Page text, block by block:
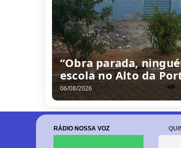
“Obra parada,
escola no Alto da
06/08/2026
RÁDIO NOSSA VOZ